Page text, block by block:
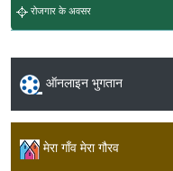
रोजगार के अवसर
ऑनलाइन भुगतान
मेरा गाँव मेरा गौरव